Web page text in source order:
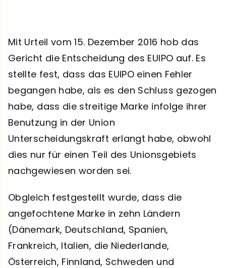
Mit Urteil vom 15. Dezember 2016 hob das
Gericht die Entscheidung des EUIPO auf. Es
stellte fest, dass das EUIPO einen Fehler
begangen habe, als es den Schluss gezogen
habe, dass die streitige Marke infolge ihrer
Benutzung in der Union
Unterscheidungskraft erlangt habe, obwohl
dies nur für einen Teil des Unionsgebiets
nachgewiesen worden sei.
Obgleich festgestellt wurde, dass die
angefochtene Marke in zehn Ländern
(Dänemark, Deutschland, Spanien,
Frankreich, Italien, die Niederlande,
Österreich, Finnland, Schweden und